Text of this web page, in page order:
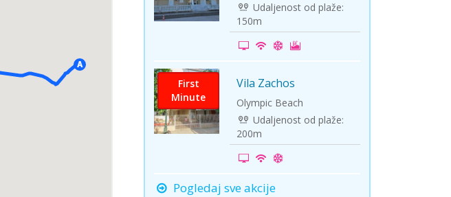
Udaljenost od plaže:
150m
First
Minute
Vila Zachos
Olympic Beach
Udaljenost od plaže:
200m
Pogledaj sve akcije